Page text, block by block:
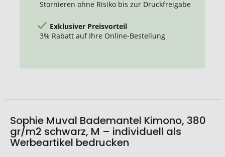
Stornieren ohne Risiko bis zur Druckfreigabe
Exklusiver Preisvorteil
3% Rabatt auf Ihre Online-Bestellung
Sophie Muval Bademantel Kimono, 380
gr/m2 schwarz, M – individuell als
Werbeartikel bedrucken